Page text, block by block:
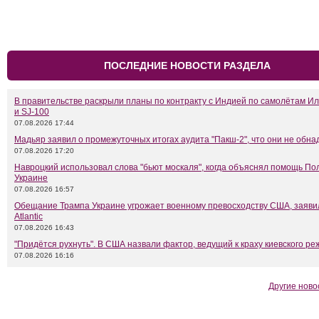
ПОСЛЕДНИЕ НОВОСТИ РАЗДЕЛА
В правительстве раскрыли планы по контракту с Индией по самолётам
и SJ-100
07.08.2026 17:44
Мадьяр заявил о промежуточных итогах аудита "Пакш-2", что они не
07.08.2026 17:20
Навроцкий использовал слова "бьют москаля", когда объяснял помощь
Украине
07.08.2026 16:57
Обещание Трампа Украине угрожает военному превосходству США,
Atlantic
07.08.2026 16:43
"Придётся рухнуть". В США назвали фактор, ведущий к краху киевского
07.08.2026 16:16
Другие